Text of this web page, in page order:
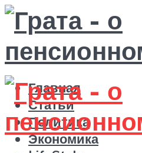
Главная
Статьи
Политика
Экономика